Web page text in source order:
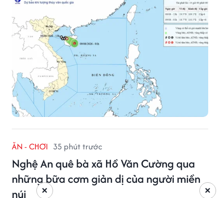
ĂN - CHƠI 35 phút trước
Nghệ An quê bà xã Hồ Văn Cường qua
những bữa cơm giản dị của người miền
núi
×
×